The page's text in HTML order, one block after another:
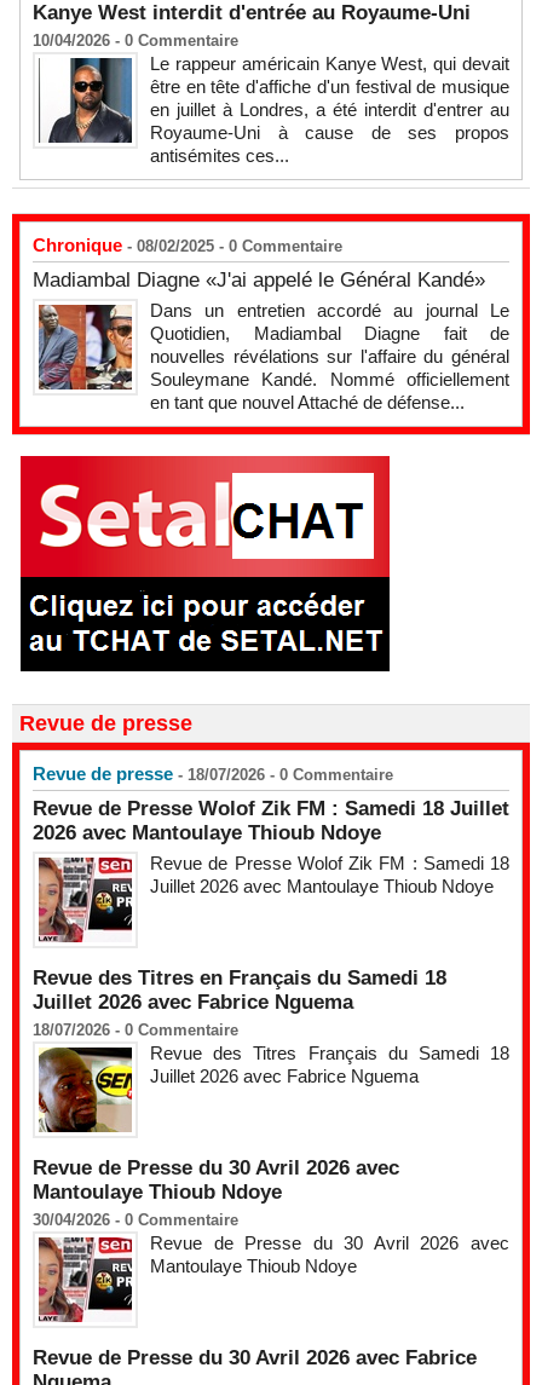
Kanye West interdit d'entrée au Royaume-Uni
10/04/2026 - 0 Commentaire
Le rappeur américain Kanye West, qui devait
être en tête d'affiche d'un festival de musique
en juillet à Londres, a été interdit d'entrer au
Royaume-Uni à cause de ses propos
antisémites ces...
Chronique - 08/02/2025 - 0 Commentaire
Madiambal Diagne «J'ai appelé le Général Kandé»
Dans un entretien accordé au journal Le
Quotidien, Madiambal Diagne fait de
nouvelles révélations sur l'affaire du général
Souleymane Kandé. Nommé officiellement
en tant que nouvel Attaché de défense...
Revue de presse
Revue de presse - 18/07/2026 - 0 Commentaire
Revue de Presse Wolof Zik FM : Samedi 18 Juillet
2026 avec Mantoulaye Thioub Ndoye
Revue de Presse Wolof Zik FM : Samedi 18
Juillet 2026 avec Mantoulaye Thioub Ndoye
Revue des Titres en Français du Samedi 18
Juillet 2026 avec Fabrice Nguema
18/07/2026 - 0 Commentaire
Revue des Titres Français du Samedi 18
Juillet 2026 avec Fabrice Nguema
Revue de Presse du 30 Avril 2026 avec
Mantoulaye Thioub Ndoye
30/04/2026 - 0 Commentaire
Revue de Presse du 30 Avril 2026 avec
Mantoulaye Thioub Ndoye
Revue de Presse du 30 Avril 2026 avec Fabrice